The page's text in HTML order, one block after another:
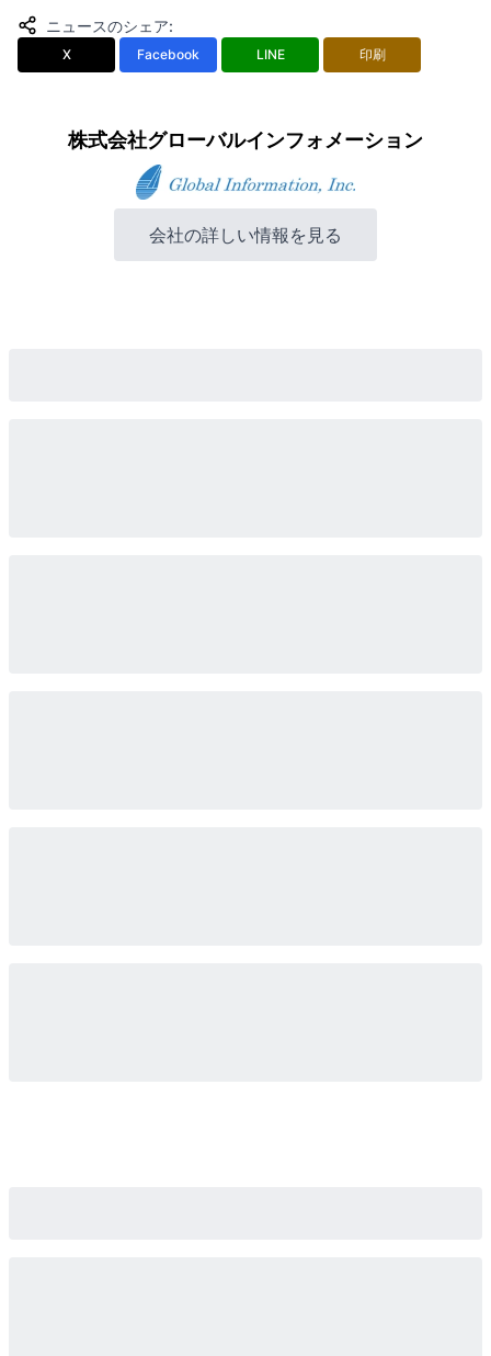
ニュースのシェア:
X Facebook LINE 印刷
株式会社グローバルインフォメーション
会社の詳しい情報を見る